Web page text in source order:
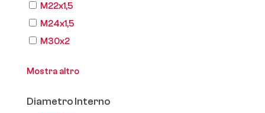
M22x1,5
M24x1,5
M30x2
Mostra altro
Diametro Interno